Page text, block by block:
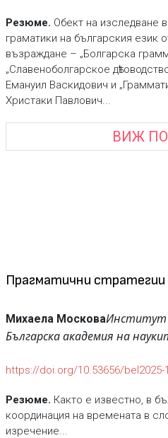
Резюме. Обект на изследване
граматики на българския език
възраждане – „Болгарска
„Славеноболгарское
Емануил Васкидович и
Христаки Павлович...
ВИЖ
Прагматични стратегии
Михаела МосковаИнститут
Българска академия на
https://doi.org/10.53656/bel2025-
Резюме. Както е известно, в
координация на времената в
изречение...